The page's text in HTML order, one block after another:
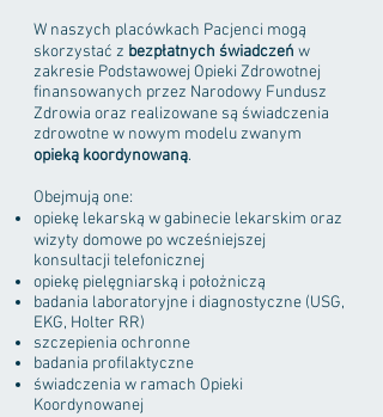
W naszych placówkach Pacjenci mogą
skorzystać z bezpłatnych świadczeń w
zakresie Podstawowej Opieki Zdrowotnej
finansowanych przez Narodowy Fundusz
Zdrowia oraz realizowane są świadczenia
zdrowotne w nowym modelu zwanym
opieką koordynowaną.
Obejmują one:
opiekę lekarską w gabinecie lekarskim oraz
wizyty domowe po wcześniejszej
konsultacji telefonicznej
opiekę pielęgniarską i położniczą
badania laboratoryjne i diagnostyczne (USG,
EKG, Holter RR)
szczepienia ochronne
badania profilaktyczne
świadczenia w ramach Opieki
Koordynowanej